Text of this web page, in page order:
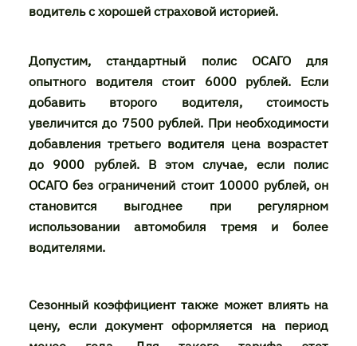
водитель с хорошей страховой историей.
Допустим, стандартный полис ОСАГО для
опытного водителя стоит 6000 рублей. Если
добавить второго водителя, стоимость
увеличится до 7500 рублей. При необходимости
добавления третьего водителя цена возрастет
до 9000 рублей. В этом случае, если полис
ОСАГО без ограничений стоит 10000 рублей, он
становится выгоднее при регулярном
использовании автомобиля тремя и более
водителями.
Сезонный коэффициент также может влиять на
цену, если документ оформляется на период